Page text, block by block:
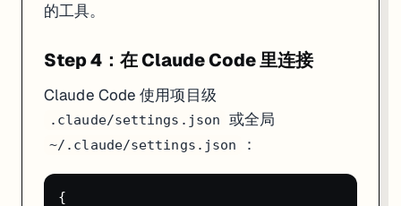
的工具。
Step 4：在 Claude Code 里连接
Claude Code 使用项目级
.claude/settings.json 或全局
~/.claude/settings.json ：
{